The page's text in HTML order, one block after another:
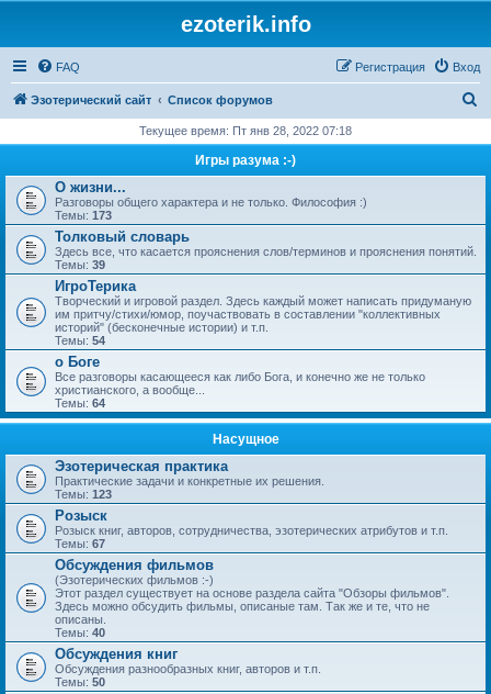
ezoterik.info
FAQ Вход
Регистрация
Эзотерический сайт Список форумов
с
Текущее время: Пт янв 28, 2022 07:18
Игры разума :-)
О жизни...
Разговоры общего характера и не только. Философия :)
Темы: 173
Толковый словарь
Здесь все, что касается прояснения слов/терминов и прояснения понятий.
Темы: 39
ИгроТерика
Творческий и игровой раздел. Здесь каждый может написать придуманую
им притчу/стихи/юмор, поучаствовать в составлении "коллективных
историй" (бесконечные истории) и т.п.
Темы: 54
о Боге
Все разговоры касающееся как либо Бога, и конечно же не только
христианского, а вообще...
Темы: 64
Насущное
Эзотерическая практика
Практические задачи и конкретные их решения.
Темы: 123
Розыск
Розыск книг, авторов, сотрудничества, эзотерических атрибутов и т.п.
Темы: 67
Обсуждения фильмов
(Эзотерических фильмов :-)
Этот раздел существует на основе раздела сайта "Обзоры фильмов".
Здесь можно обсудить фильмы, описаные там. Так же и те, что не
описаны.
Темы: 40
Обсуждения книг
Обсуждения разнообразных книг, авторов и т.п.
Темы: 50